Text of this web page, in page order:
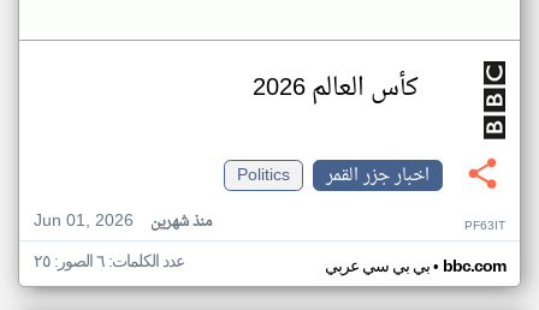
كأس العالم 2026
اخبار جزر القمر
Politics
Jun 01, 2026
منذ شهرين PF63IT
بي بي سي عربي• bbc.com عدد الكلمات: ٦ الصور: ٢٥